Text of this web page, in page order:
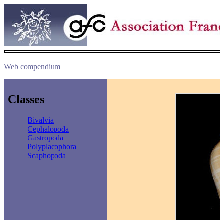
Web compendium
Classes
Bivalvia
Cephalopoda
Gastropoda
Polyplacophora
Scaphopoda